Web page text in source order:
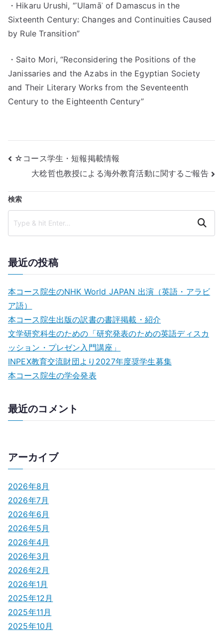
k
・Hikaru Urushi, “ʿUlamāʾ of Damascus in the
Sixteenth Century: Changes and Continuities Caused
by Rule Transition”
・Saito Mori, “Reconsidering the Positions of the
Janissaries and the Azabs in the Egyptian Society
and Their Literary Works from the Seventeenth
Century to the Eighteenth Century”
投
ナ
ビ
ゲ
ー
シ
ョ
ン
☆コース学生・短報掲載情報
大稔哲也教授による海外教育活動に関するご報告
検索
Search
最近の投稿
本コース院生のNHK World JAPAN 出演（英語・アラビ
ア語）
本コース院生出版の訳書の書評掲載・紹介
文学研究科生のための「研究発表のための英語ディスカ
ッション・プレゼン⼊⾨講座」
INPEX教育交流財団より2027年度奨学生募集
本コース院生の学会発表
最近のコメント
アーカイブ
2026年8月
2026年7月
2026年6月
2026年5月
2026年4月
2026年3月
2026年2月
2026年1月
2025年12月
2025年11月
2025年10月